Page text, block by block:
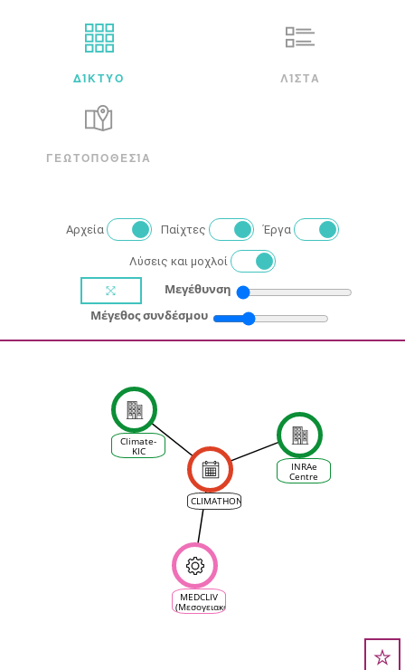
ΔΊΚΤΥΟ ΛΊΣΤΑ
ΓΕΩΤΟΠΟΘΕΣΊΑ
Αρχεία Παίχτες Έργα
Λύσεις και μοχλοί
Μεγέθυνση
Μέγεθος συνδέσμου
CLIMATHON
Climate-
KIC
MEDCLIV
(Μεσογειακό
κλίμα
INRAe
Centre
d'Occitanie